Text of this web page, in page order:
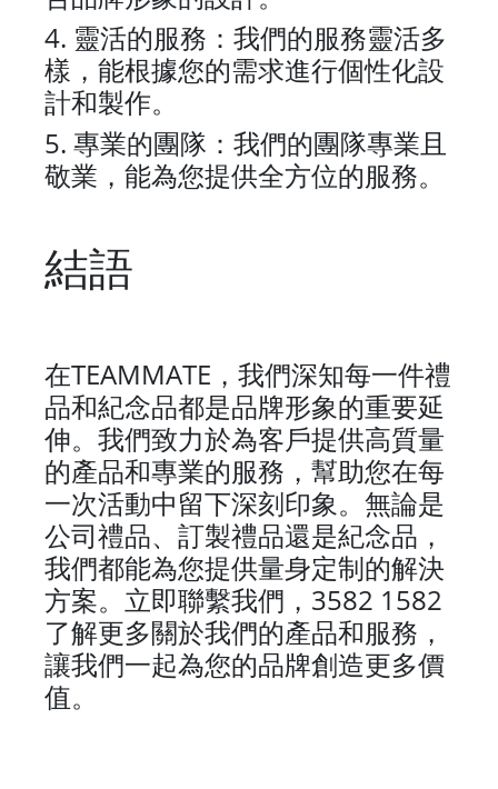
4. 靈活的服務：我們的服務靈活多
樣，能根據您的需求進行個性化設
計和製作。
5. 專業的團隊：我們的團隊專業且
敬業，能為您提供全方位的服務。
結語
在TEAMMATE ，我們深知每一件禮
品和紀念品都是品牌形象的重要延
伸。我們致力於為客戶提供高質量
的產品和專業的服務，幫助您在每
一次活動中留下深刻印象。無論是
公司禮品、訂製禮品還是紀念品，
我們都能為您提供量身定制的解決
方案。立即聯繫我們， 3582 1582
了解更多關於我們的產品和服務，
讓我們一起為您的品牌創造更多價
值。